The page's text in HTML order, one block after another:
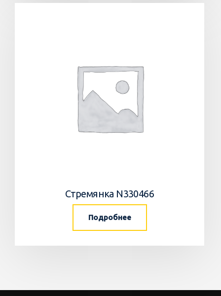
Стремянка N330466
Подробнее